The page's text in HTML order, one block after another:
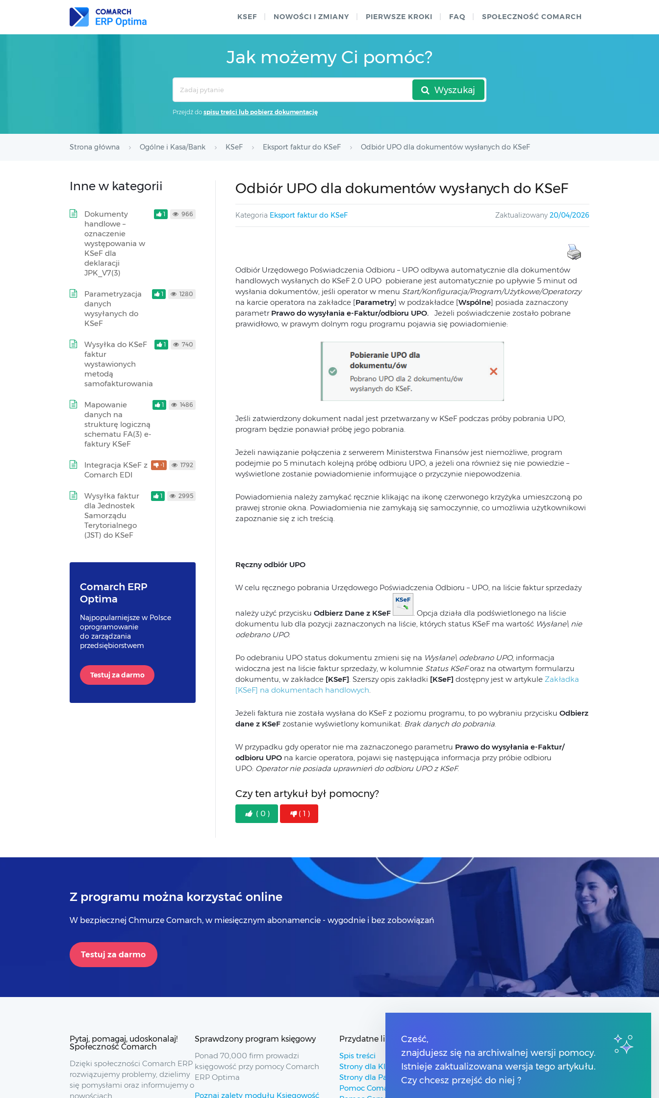
KSEF NOWOŚCI I ZMIANY PIERWSZE KROKI FAQ SPOŁECZNOŚĆ COMARCH
Jak możemy Ci pomóc?
Wyszukaj
Przejdź do spisu treści lub pobierz dokumentację
Strona główna Ogólne i Kasa/Bank KSeF Eksport faktur do KSeF Odbiór UPO dla dokumentów wysłanych do KSeF
Odbiór UPO dla dokumentów wysłanych do KSeF
Kategoria Eksport faktur do KSeF Zaktualizowany 20/04/2026
Odbiór Urzędowego Poświadczenia Odbioru – UPO odbywa automatycznie dla dokumentów
handlowych wysłanych do KSeF 2.0 UPO pobierane jest automatycznie po upływie 5 minut od
wysłania dokumentów, jeśli operator w menu Start/Konfiguracja/Program/Użytkowe/Operatorzy
na karcie operatora na zakładce [Parametry] w podzakładce [Wspólne] posiada zaznaczony
parametr Prawo do wysyłania e-Faktur/odbioru UPO.
Jeżeli poświadczenie zostało pobrane
prawidłowo, w prawym dolnym rogu programu pojawia się powiadomienie:
Jeśli zatwierdzony dokument nadal jest przetwarzany w KSeF podczas próby pobrania UPO,
program będzie ponawiał próbę jego pobrania.
Jeżeli nawiązanie połączenia z serwerem Ministerstwa Finansów jest niemożliwe, program
podejmie po 5 minutach kolejną próbę odbioru UPO, a jeżeli ona również się nie powiedzie –
wyświetlone zostanie powiadomienie informujące o przyczynie niepowodzenia.
Powiadomienia należy zamykać ręcznie klikając na ikonę czerwonego krzyżyka umieszczoną po
prawej stronie okna. Powiadomienia nie zamykają się samoczynnie, co umożliwia użytkownikowi
zapoznanie się z ich treścią.
Ręczny odbiór UPO
W celu ręcznego pobrania Urzędowego Poświadczenia Odbioru – UPO, na liście faktur sprzedaży
należy użyć przycisku Odbierz Dane z KSeF
. Opcja działa dla podświetlonego na liście
dokumentu lub dla pozycji zaznaczonych na liście, których status KSeF ma wartość Wysłane\ nie
odebrano UPO.
Po odebraniu UPO status dokumentu zmieni się na Wysłane\ odebrano UPO, informacja
widoczna jest na liście faktur sprzedaży, w kolumnie Status KSeForaz na otwartym formularzu
dokumentu, w zakładce [KSeF]. Szerszy opis zakładki [KSeF] dostępny jest w artykule Zakładka
[KSeF] na dokumentach handlowych.
Jeżeli faktura nie została wysłana do KSeF z poziomu programu, to po wybraniu przycisku Odbierz
dane z KSeFzostanie wyświetlony komunikat: Brak danych do pobrania.
W przypadku gdy operator nie ma zaznaczonego parametru Prawo do wysyłania e-Faktur/
odbioru UPOna karcie operatora, pojawi się następująca informacja przy próbie odbioru
UPO: Operator nie posiada uprawnień do odbioru UPO z KSeF.
Czy ten artykuł był pomocny?
( 0 ) ( 1 )
Inne w kategorii
Dokumenty
handlowe –
oznaczenie
występowania w
KSeF dla
deklaracji
JPK_V7(3)
1 966
Parametryzacja
danych
wysyłanych do
KSeF
1 1280
Wysyłka do KSeF
faktur
wystawionych
metodą
samofakturowania
1 740
Mapowanie
danych na
strukturę logiczną
schematu FA(3) e-
faktury KSeF
1 1486
Integracja KSeF z
Comarch EDI
-1 1792
Wysyłka faktur
dla Jednostek
Samorządu
Terytorialnego
(JST) do KSeF
1 2995
Comarch ERP
Optima
Najpopularniejsze w Polsce
oprogramowanie
do zarządzania
przedsiębiorstwem
Testuj za darmo
Z programu można korzystać online
W bezpiecznej Chmurze Comarch, w miesięcznym abonamencie - wygodnie i bez zobowiązań
Testuj za darmo
Pytaj, pomagaj, udoskonalaj!
Społeczność Comarch
Dzięki społeczności Comarch ERP
rozwiązujemy problemy, dzielimy
się pomysłami oraz informujemy o
nowościach.
Sprawdzony program księgowy
Ponad 70,000 firm prowadzi
księgowość przy pomocy Comarch
ERP Optima
Poznaj zalety modułu Księgowość
Przydatne linki
Spis treści
Strony dla Klientów
Strony dla Partnerów
Pomoc Comarch ERP
Numery telefonów
Znajdź Partnera Comarch
Formularz kontaktowy
Cześć,
znajdujesz się na archiwalnej wersji pomocy.
Istnieje zaktualizowana wersja tego artykułu.
Czy chcesz przejść do niej ?